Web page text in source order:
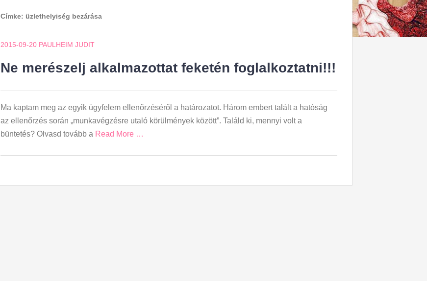
Címke: üzlethelyiség bezárása
2015-09-20 PAULHEIM JUDIT
Ne merészelj alkalmazottat feketén foglalkoztatni!!!
Ma kaptam meg az egyik ügyfelem ellenőrzéséről a határozatot. Három embert talált a hatóság
az ellenőrzés során „munkavégzésre utaló körülmények között”. Találd ki, mennyi volt a
büntetés? Olvasd tovább a Read More …